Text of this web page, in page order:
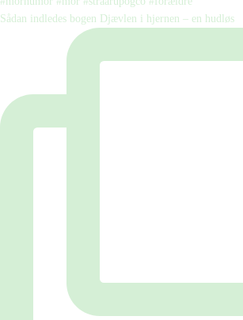
Sådan indledes bogen Djævlen i hjernen – en hudløs